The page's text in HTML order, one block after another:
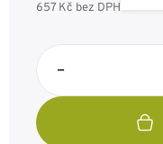
657 Kč bez DPH
–